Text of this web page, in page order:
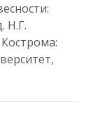
Н.Г.